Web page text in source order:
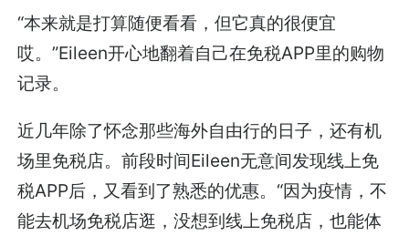
“本来就是打算随便看看，但它真的很便宜
哎。”Eileen开心地翻着自己在免税APP里的购物
记录。
近几年除了怀念那些海外自由行的日子，还有机
场里免税店。前段时间Eileen无意间发现线上免
税APP后，又看到了熟悉的优惠。“因为疫情，不
能去机场免税店逛，没想到线上免税店，也能体